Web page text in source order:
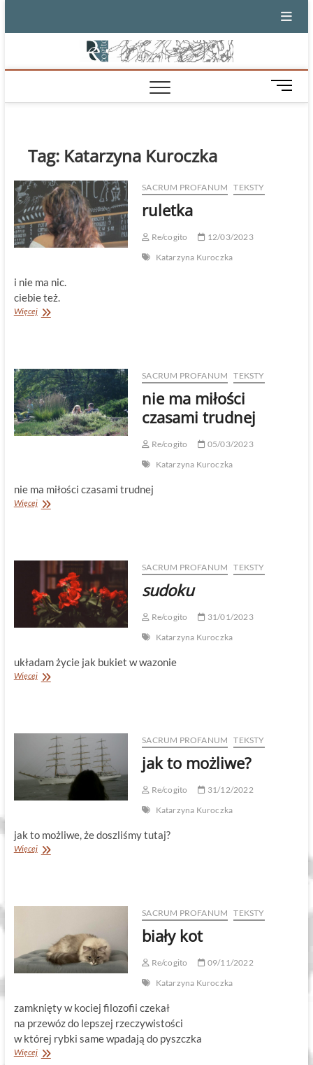
M
e
Tag: Katarzyna Kuroczka
SACRUM PROFANUM TEKSTY
ruletka
Re/cogito
12/03/2023
Katarzyna Kuroczka
i nie ma nic.
ciebie też.
Więcejruletka
SACRUM PROFANUM TEKSTY
nie ma miłości
czasami trudnej
Re/cogito
05/03/2023
Katarzyna Kuroczka
nie ma miłości czasami trudnej
Więcejnie
SACRUM PROFANUM
TEKSTY
sudoku
Re/cogito
31/01/2023
Katarzyna Kuroczka
układam życie jak bukiet w wazonie
Więcejsudoku
SACRUM PROFANUM TEKSTY
jak to możliwe?
Re/cogito
31/12/2022
Katarzyna Kuroczka
jak to możliwe, że doszliśmy tutaj?
Więcejjak
SACRUM PROFANUM TEKSTY
biały kot
Re/cogito
09/11/2022
Katarzyna Kuroczka
zamknięty w kociej filozofii czekał
na przewóz do lepszej rzeczywistości
w której rybki same wpadają do pyszczka
Więcejbiały